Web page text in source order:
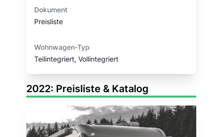
Dokument
Preisliste
Wohnwagen-Typ
Teilintegriert, Vollintegriert
2022: Preisliste & Katalog